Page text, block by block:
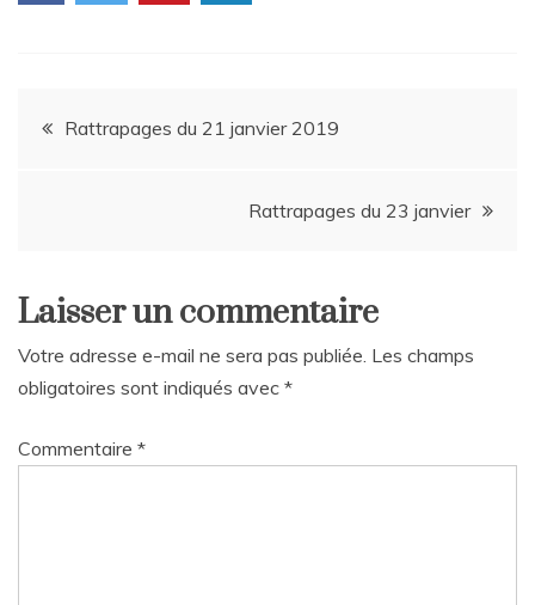
Navigation
Rattrapages du 21 janvier 2019
Rattrapages du 23 janvier
Laisser un commentaire
Votre adresse e-mail ne sera pas publiée. Les champs
obligatoires sont indiqués avec *
Commentaire *